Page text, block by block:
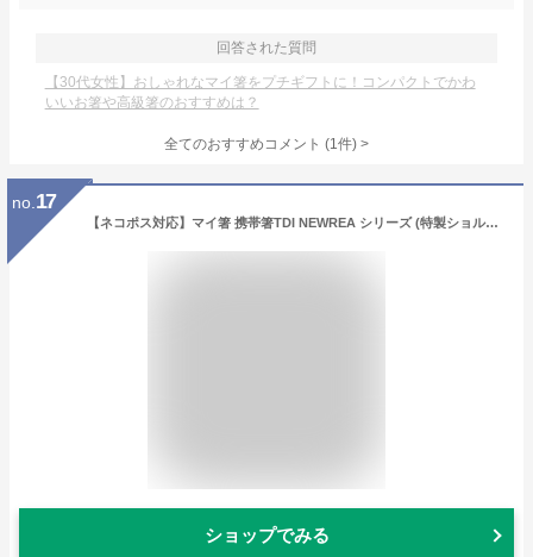
回答された質問
【30代女性】おしゃれなマイ箸をプチギフトに！コンパクトでかわ
いいお箸や高級箸のおすすめは？
全てのおすすめコメント (1件) >
no. 17
【ネコポス対応】マイ箸 携帯箸TDI NEWREA シリーズ (特製ショルダーケース付)
ショップでみる